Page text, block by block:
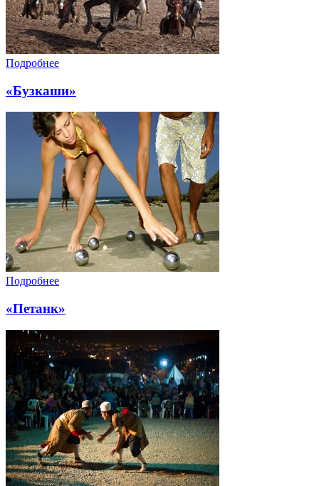
Подробнее
«Бузкаши»
Подробнее
«Петанк»